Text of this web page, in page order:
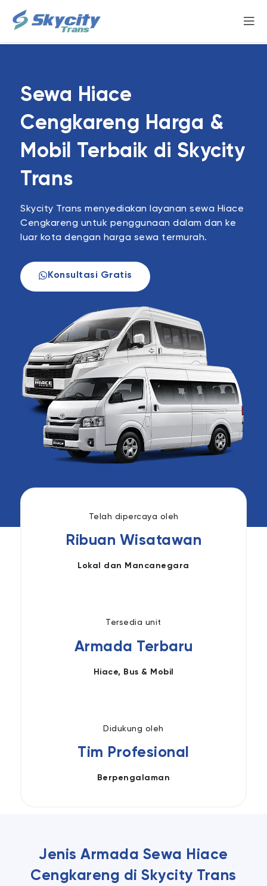
Sewa Hiace
Cengkareng Harga &
Mobil Terbaik di Skycity
Trans
Skycity Trans menyediakan layanan sewa Hiace
Cengkareng untuk penggunaan dalam dan ke
luar kota dengan harga sewa termurah.
Konsultasi Gratis
Telah dipercaya oleh
Ribuan Wisatawan
Lokal dan Mancanegara
Tersedia unit
Armada Terbaru
Hiace, Bus & Mobil
Didukung oleh
Tim Profesional
Berpengalaman
Jenis Armada Sewa Hiace
Cengkareng di Skycity Trans